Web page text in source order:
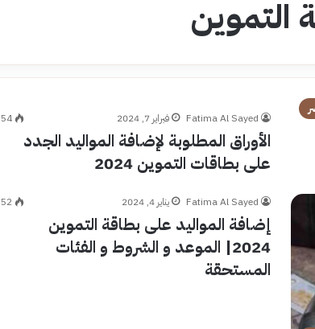
التموين
Fatima Al Sayed فبراير 7, 2024 54
الأوراق المطلوبة لإضافة المواليد الجدد
على بطاقات التموين 2024
Fatima Al Sayed يناير 4, 2024 52
إضافة المواليد على بطاقة التموين
2024| الموعد و الشروط و الفئات
المستحقة